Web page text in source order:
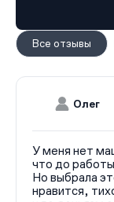
Все отзывы
Олег
У меня нет
что до
Но выбрала
нравится,